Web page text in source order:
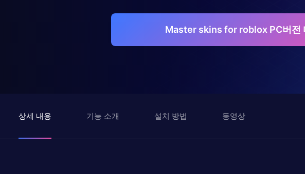
Master skins for roblox PC버전
상세 내용 기능 소개 설치 방법 동영상